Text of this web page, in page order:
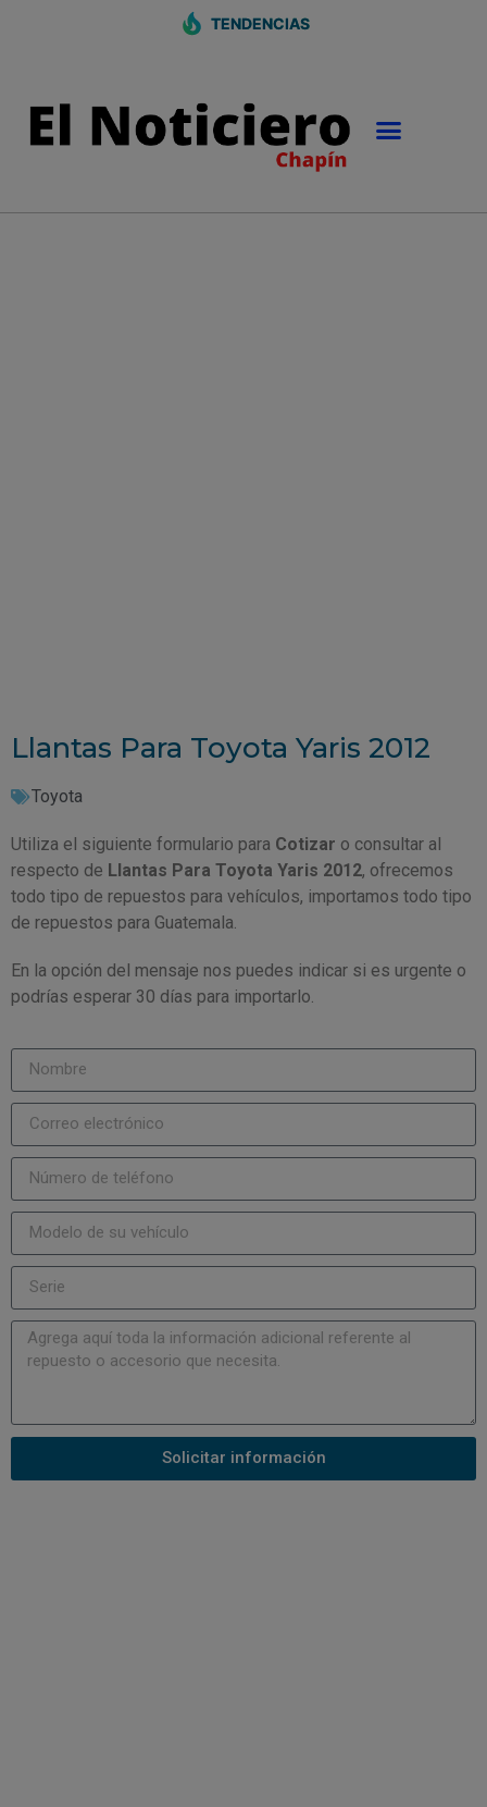
TENDENCIAS
Llantas Para Toyota Yaris 2012
Toyota
Utiliza el siguiente formulario para Cotizar o consultar al
respecto de Llantas Para Toyota Yaris 2012, ofrecemos
todo tipo de repuestos para vehículos, importamos todo tipo
de repuestos para Guatemala.
En la opción del mensaje nos puedes indicar si es urgente o
podrías esperar 30 días para importarlo.
Solicitar información